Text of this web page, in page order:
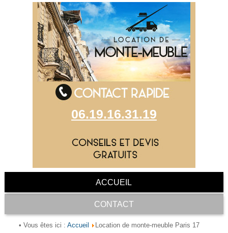
06.19.16.31.19
ACCUEIL
CONTACT
• Vous êtes ici : Accueil Location de monte-meuble Paris 17